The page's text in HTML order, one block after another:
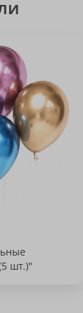
шт.)"